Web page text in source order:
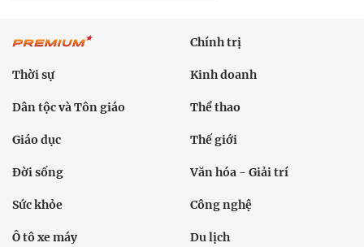
Chính trị
Thời sự Kinh doanh
Dân tộc và Tôn giáo Thể thao
Giáo dục Thế giới
Đời sống Văn hóa - Giải trí
Sức khỏe Công nghệ
Ô tô xe máy Du lịch